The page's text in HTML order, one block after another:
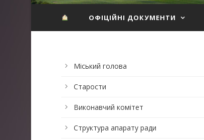
ОФІЦІЙНІ ДОКУМЕНТИ
Міський голова
Старости
Виконавчий комітет
Структура апарату ради